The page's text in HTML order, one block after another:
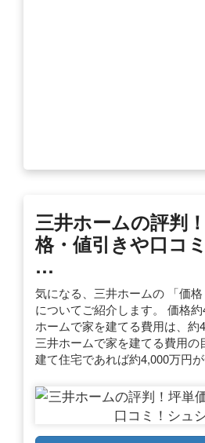
三井ホームの評判
格・値引きや口コ
…
気になる、三井ホームの 「価格
についてご紹介します。 価格
ホームで家を建てる費用は、約
三井ホームで家を建てる費用の
建て住宅であれば約4,000万円が